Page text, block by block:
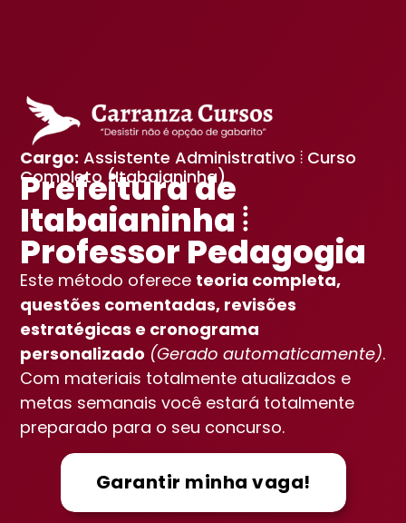
Cargo: Assistente Administrativo ⦙ Curso
Completo (Itabaianinha)
Prefeitura de
Itabaianinha ⦙
Professor Pedagogia
Este método oferece teoria completa,
questões comentadas, revisões
estratégicas e cronograma
personalizado (Gerado automaticamente).
Com materiais totalmente atualizados e
metas semanais você estará totalmente
preparado para o seu concurso.
Garantir minha vaga!
Vou aprovar!